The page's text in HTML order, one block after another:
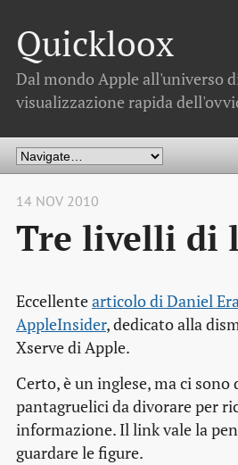
Quickloox
Dal mondo Apple all'universo
visualizzazione rapida
14 NOV 2010
Tre livelli di
Eccellentearticolo di Daniel
AppleInsider, dedicato alla
Xserve di Apple.
Certo, è un inglese, ma ci sono
pantagruelici da divorare per
informazione. Il link vale la
guardare le figure.